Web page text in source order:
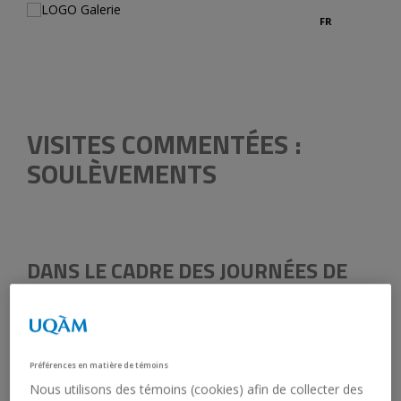
FR
VISITES COMMENTÉES :
SOULÈVEMENTS
DANS LE CADRE DES JOURNÉES DE
29 septembre 2018, 13 h 00 - 16 h 00
Galerie de l’UQAM et Cinémathèque québécoise
Entrée libre
Préférences en matière de témoins
Nous utilisons des témoins (cookies) afin de collecter des